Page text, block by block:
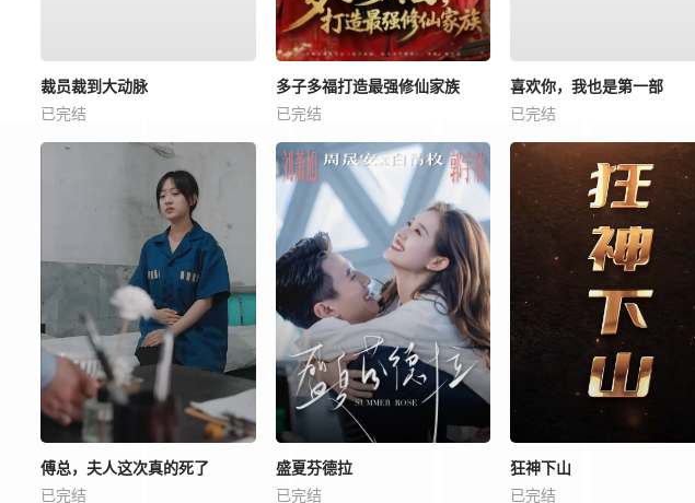
裁员裁到大动脉
已完结
多子多福打造最强修仙家族
已完结
喜欢你，我也是第一部
已完结
傅总，夫人这次真的死了
已完结
盛夏芬德拉
已完结
狂神下山
已完结